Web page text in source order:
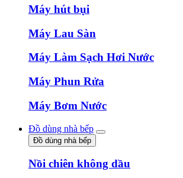
Máy hút bụi
Máy Lau Sàn
Máy Làm Sạch Hơi Nước
Máy Phun Rửa
Máy Bơm Nước
Đồ dùng nhà bếp
Đồ dùng nhà bếp
Nồi chiên không dầu